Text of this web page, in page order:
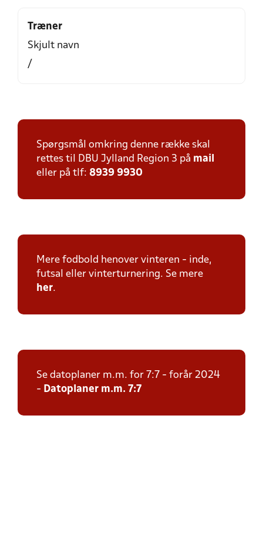
Træner
Skjult navn
/
Spørgsmål omkring denne række skal
rettes til DBU Jylland Region 3 på mail
eller på tlf: 8939 9930
Mere fodbold henover vinteren - inde,
futsal eller vinterturnering. Se mere
her.
Se datoplaner m.m. for 7:7 - forår 2024
- Datoplaner m.m. 7:7